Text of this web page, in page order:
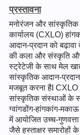
प्रस्तावना
मनोरंजन और सांस्कृतिक
कार्यालय (CXLO)
आदान-प्रदान को
की कला और संस्कृति और
स्ट्रेटेजी के साथ मेल
सांस्कृतिक आदान-
मजबूत करना हैI CXLO
सांस्कृतिक संस्थाओं के
ग्वांगडोंग-हांगकांग-
में आयोजित उच्च-
जैसे हस्ताक्षर समारोहों